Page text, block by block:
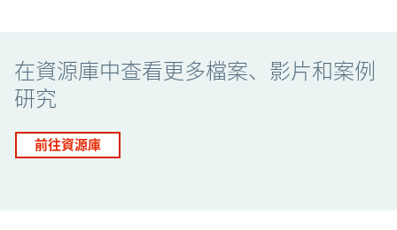
在資源庫中查看更多檔案、影片和案例
研究
前往資源庫